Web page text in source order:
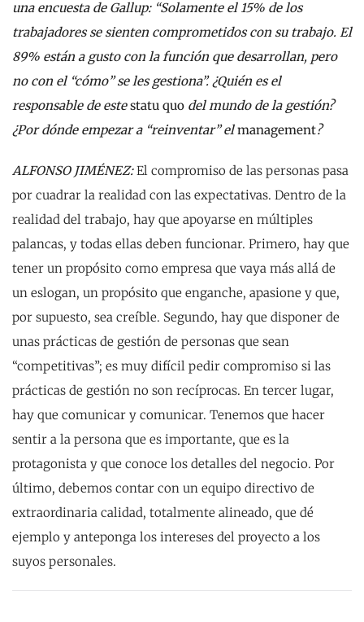
una encuesta de Gallup: “Solamente el 15% de los
trabajadores se sienten comprometidos con su trabajo. El
89% están a gusto con la función que desarrollan, pero
no con el “cómo” se les gestiona”. ¿Quién es el
responsable de estestatu quo del mundo de la gestión?
¿Por dónde empezar a “reinventar” elmanagement?
ALFONSO JIMÉNEZ:El compromiso de las personas pasa
por cuadrar la realidad con las expectativas. Dentro de la
realidad del trabajo, hay que apoyarse en múltiples
palancas, y todas ellas deben funcionar. Primero, hay que
tener un propósito como empresa que vaya más allá de
un eslogan, un propósito que enganche, apasione y que,
por supuesto, sea creíble. Segundo, hay que disponer de
unas prácticas de gestión de personas que sean
“competitivas”; es muy difícil pedir compromiso si las
prácticas de gestión no son recíprocas. En tercer lugar,
hay que comunicar y comunicar. Tenemos que hacer
sentir a la persona que es importante, que es la
protagonista y que conoce los detalles del negocio. Por
último, debemos contar con un equipo directivo de
extraordinaria calidad, totalmente alineado, que dé
ejemplo y anteponga los intereses del proyecto a los
suyos personales.